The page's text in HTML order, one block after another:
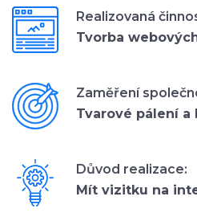
Realizovaná
Tvorba
Zaměření
Tvarové pálení a
Důvod realizace:
Mít vizitku na